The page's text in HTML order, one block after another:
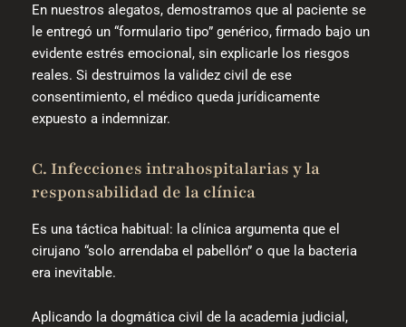
En nuestros alegatos, demostramos que al paciente se
le entregó un “formulario tipo” genérico, firmado bajo un
evidente estrés emocional, sin explicarle los riesgos
reales. Si destruimos la validez civil de ese
consentimiento, el médico queda jurídicamente
expuesto a indemnizar.
C. Infecciones intrahospitalarias y la
responsabilidad de la clínica
Es una táctica habitual: la clínica argumenta que el
cirujano “solo arrendaba el pabellón” o que la bacteria
era inevitable.
Aplicando la dogmática civil de la academia judicial,